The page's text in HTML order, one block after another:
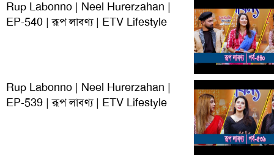
Rup Labonno | Neel Hurerzahan |
EP-540 | রূপ লাবণ্য | ETV Lifestyle
Rup Labonno | Neel Hurerzahan |
EP-539 | রূপ লাবণ্য | ETV Lifestyle